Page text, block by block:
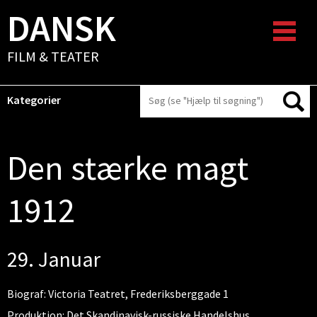
DANSK
FILM & TEATER
Kategorier
Den stærke magt
1912
29. Januar
Biograf: Victoria Teatret, Frederiksberggade 1